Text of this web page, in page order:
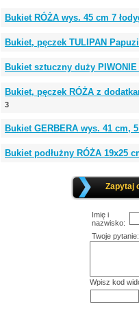
Bukiet RÓŻA wys. 45 cm 7
Bukiet, pęczek TULIPAN
Bukiet sztuczny duży
Bukiet, pęczek RÓŻA z
3
Bukiet GERBERA wys. 41 cm,
Bukiet podłużny RÓŻA 19x25
Zapytaj
Imię i
nazwisko:
Twoje pytanie:
Wpisz kod